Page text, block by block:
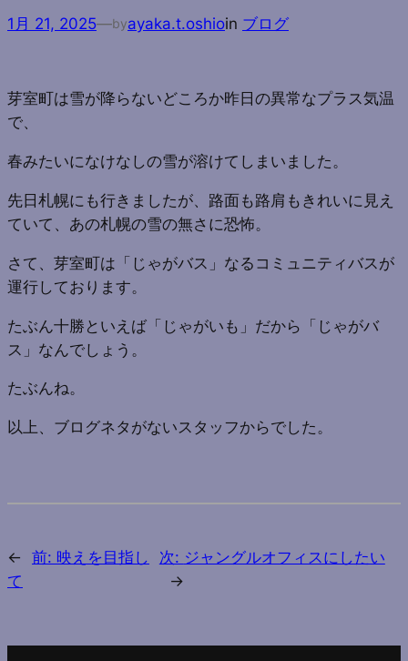
1月 21, 2025—byayaka.t.oshioin ブログ
芽室町は雪が降らないどころか昨日の異常なプラス気温
で、
春みたいになけなしの雪が溶けてしまいました。
先日札幌にも行きましたが、路面も路肩もきれいに見え
ていて、あの札幌の雪の無さに恐怖。
さて、芽室町は「じゃがバス」なるコミュニティバスが
運行しております。
たぶん十勝といえば「じゃがいも」だから「じゃがバ
ス」なんでしょう。
たぶんね。
以上、ブログネタがないスタッフからでした。
← 前: 映えを目指し
て
次: ジャングルオフィスにしたい
→